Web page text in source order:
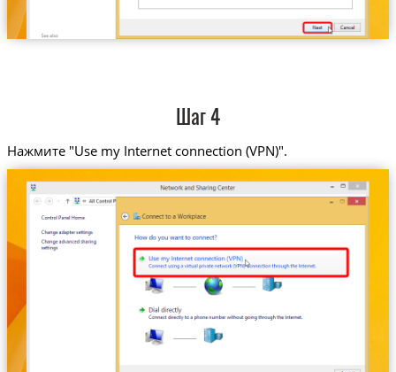
Шаг 4
Нажмите "Use my Internet connection (VPN)".